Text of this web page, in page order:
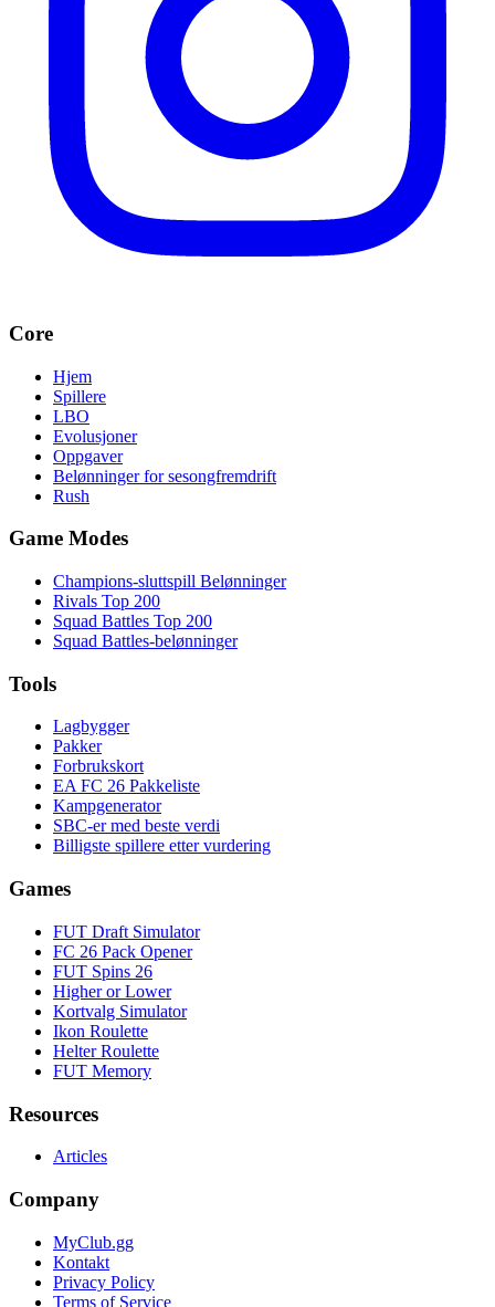
Core
Hjem
Spillere
LBO
Evolusjoner
Oppgaver
Belønninger for sesongfremdrift
Rush
Game Modes
Champions-sluttspill Belønninger
Rivals Top 200
Squad Battles Top 200
Squad Battles-belønninger
Tools
Lagbygger
Pakker
Forbrukskort
EA FC 26 Pakkeliste
Kampgenerator
SBC-er med beste verdi
Billigste spillere etter vurdering
Games
FUT Draft Simulator
FC 26 Pack Opener
FUT Spins 26
Higher or Lower
Kortvalg Simulator
Ikon Roulette
Helter Roulette
FUT Memory
Resources
Articles
Company
MyClub.gg
Kontakt
Privacy Policy
Terms of Service